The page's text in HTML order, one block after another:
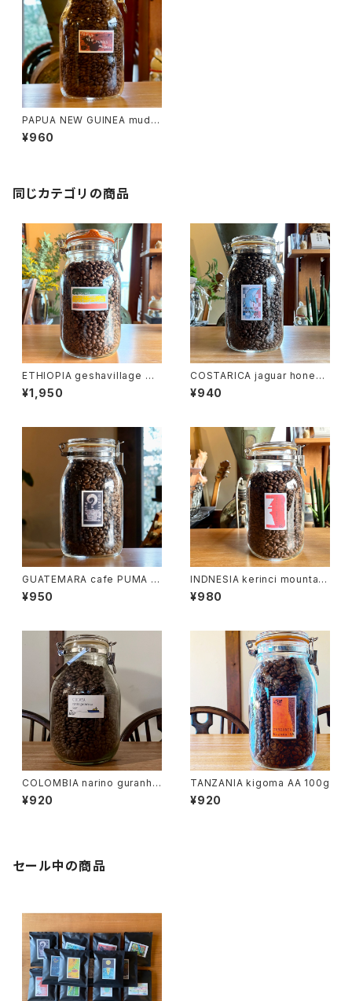
PAPUA NEW GUINEA mudm
an 100g
¥960
同じカテゴリの商品
ETHIOPIA geshavillage GO
RIGESHA 100g
¥1,950
COSTARICA jaguar honey 1
00g
¥940
GUATEMARA cafe PUMA 1
00g
¥950
INDNESIA kerinci mountain
100g
¥980
COLOMBIA narino guranho
ya SUP 100g
¥920
TANZANIA kigoma AA 100g
¥920
セール中の商品